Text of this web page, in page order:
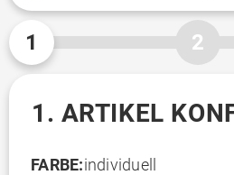
1 2
1. ARTIKEL
FARBE:individuell